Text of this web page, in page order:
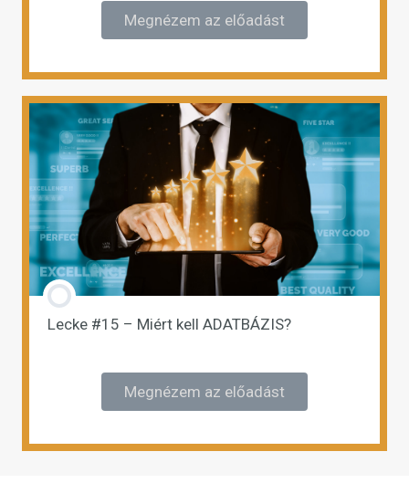
Megnézem az előadást
Lecke #15 – Miért kell ADATBÁZIS?
Megnézem az előadást